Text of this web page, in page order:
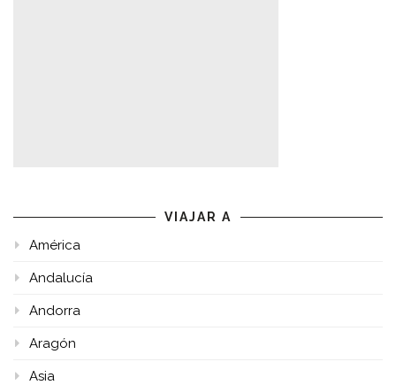
VIAJAR A
América
Andalucía
Andorra
Aragón
Asia